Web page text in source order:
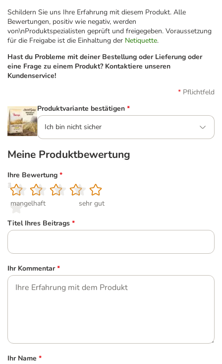
Schildern Sie uns Ihre Erfahrung mit diesem Produkt. Alle
Bewertungen, positiv wie negativ, werden
von\nProduktspezialisten geprüft und freigegeben. Voraussetzung
für die Freigabe ist die Einhaltung der Netiquette.
Hast du Probleme mit deiner Bestellung oder Lieferung oder
eine Frage zu einem Produkt? Kontaktiere unseren
Kundenservice!
Pflichtfeld
Produktvariante bestätigen *
Ich bin nicht sicher
Meine Produktbewertung
Ihre Bewertung *
1
mangelhaft
2
3
4
5
sehr gut
Titel Ihres Beitrags *
Ihr Kommentar *
Ihr Name *